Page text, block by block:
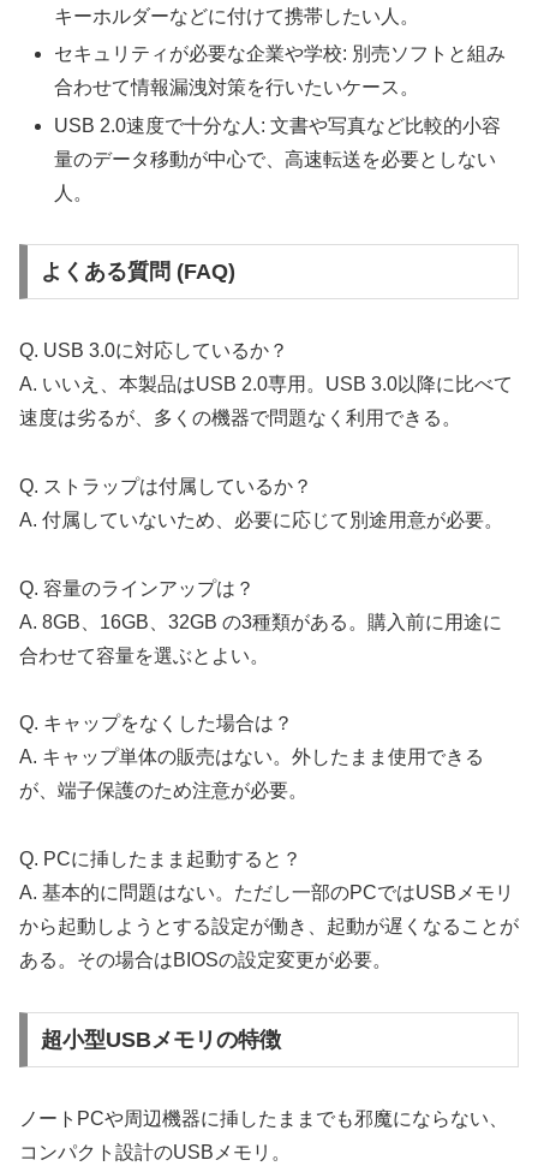
キーホルダーなどに付けて携帯したい人。
セキュリティが必要な企業や学校: 別売ソフトと組み
合わせて情報漏洩対策を行いたいケース。
USB 2.0速度で十分な人: 文書や写真など比較的小容
量のデータ移動が中心で、高速転送を必要としない
人。
よくある質問 (FAQ)
Q. USB 3.0に対応しているか？
A. いいえ、本製品はUSB 2.0専用。USB 3.0以降に比べて
速度は劣るが、多くの機器で問題なく利用できる。
Q. ストラップは付属しているか？
A. 付属していないため、必要に応じて別途用意が必要。
Q. 容量のラインアップは？
A. 8GB、16GB、32GB の3種類がある。購入前に用途に
合わせて容量を選ぶとよい。
Q. キャップをなくした場合は？
A. キャップ単体の販売はない。外したまま使用できる
が、端子保護のため注意が必要。
Q. PCに挿したまま起動すると？
A. 基本的に問題はない。ただし一部のPCではUSBメモリ
から起動しようとする設定が働き、起動が遅くなることが
ある。その場合はBIOSの設定変更が必要。
超小型USBメモリの特徴
ノートPCや周辺機器に挿したままでも邪魔にならない、
コンパクト設計のUSBメモリ。